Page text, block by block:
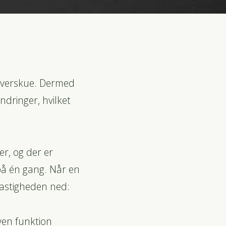
Dermed
hvilket
og der er
én gang. Når en
ned:
funktion